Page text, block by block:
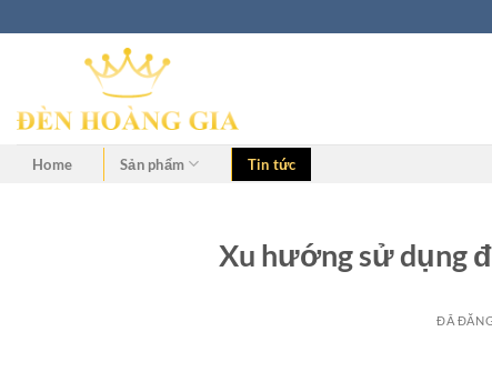
Home Sản phẩm Tin tức
Xu hướng sử dụng
ĐÃ